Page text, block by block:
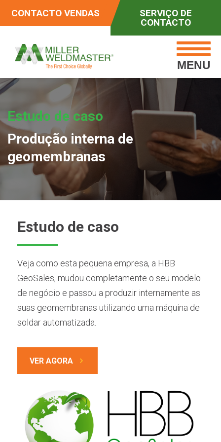
CONTACTO VENDAS
SERVIÇO DE
CONTACTO
MENU
Estudo de caso
Produção interna de
geomembranas
Estudo de caso
Veja como esta pequena empresa, a HBB
GeoSales, mudou completamente o seu modelo
de negócio e passou a produzir internamente as
suas geomembranas utilizando uma máquina de
soldar automatizada.
VER AGORA